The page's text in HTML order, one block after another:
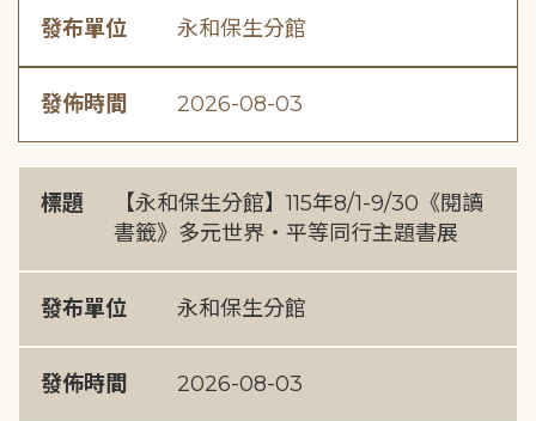
發布單位 永和保生分館
發佈時間 2026-08-03
標題
【永和保生分館】115年8/1-9/30《閱讀
書籤》多元世界・平等同行主題書展
發布單位 永和保生分館
發佈時間 2026-08-03